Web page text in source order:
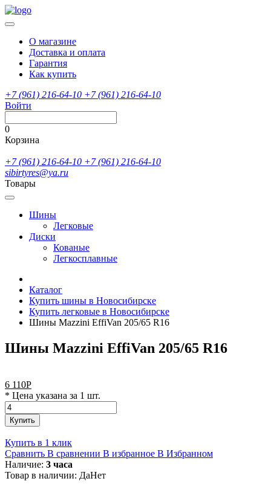
О магазине
Доставка и оплата
Гарантия
Как купить
+7 (961) 216-64-10 +7 (961) 216-64-10
Войти
0
Корзина
+7 (961) 216-64-10 +7 (961) 216-64-10
sibirtyres@ya.ru
Товары
Шины
Легковые
Диски
Кованые
Легкосплавные
Каталог
Купить шины в Новосибирске
Купить легковые в Новосибирске
Шины Mazzini EffiVan 205/65 R16
Шины Mazzini EffiVan 205/65 R16
6 110Р
* Цена указана за 1 шт.
Купить
Купить в 1 клик
Сравнить В сравнении В избранное В Избранном
Наличие: 3 часа
Товар в наличии: ДаНет